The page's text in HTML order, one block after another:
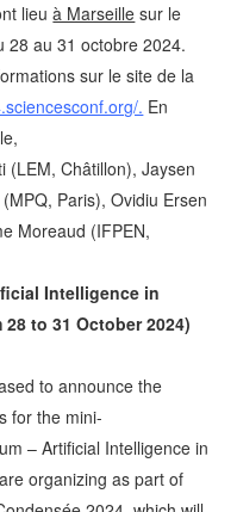
lieuà Marseille sur le
28 au 31 octobre 2024.
sur le site de la
. En
(LEM, Châtillon), Jaysen
Paris), Ovidiu Ersen
Moreaud (IFPEN,
Intelligence in
to 31 October 2024)
to announce the
for the mini-
– Artificial Intelligence in
organizing as part of